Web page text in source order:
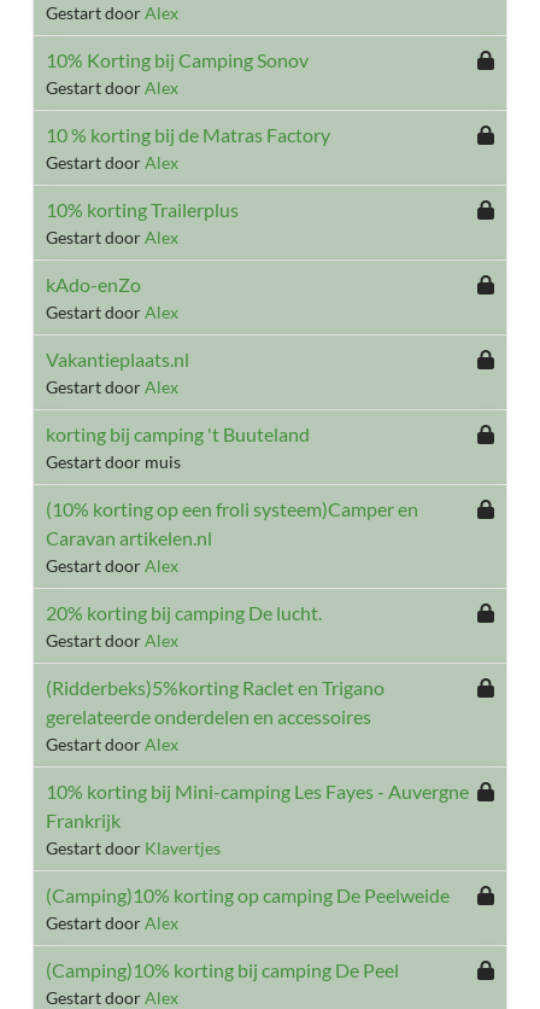
Gestart doorAlex
10% Korting bij Camping Sonov
Gestart doorAlex
10 % korting bij de Matras Factory
Gestart doorAlex
10% korting Trailerplus
Gestart doorAlex
kAdo-enZo
Gestart doorAlex
Vakantieplaats.nl
Gestart doorAlex
korting bij camping 't Buuteland
Gestart door muis
(10% korting op een froli systeem)Camper en
Caravan artikelen.nl
Gestart doorAlex
20% korting bij camping De lucht.
Gestart doorAlex
(Ridderbeks)5%korting Raclet en Trigano
gerelateerde onderdelen en accessoires
Gestart doorAlex
10% korting bij Mini-camping Les Fayes - Auvergne
Frankrijk
Gestart door Klavertjes
(Camping)10% korting op camping De Peelweide
Gestart doorAlex
(Camping)10% korting bij camping De Peel
Gestart doorAlex